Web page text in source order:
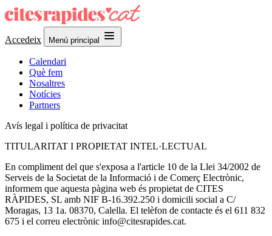
Accedeix Menú principal
Calendari
Què fem
Nosaltres
Notícies
Partners
Avís legal i política de privacitat
TITULARITAT I PROPIETAT INTEL·LECTUAL
En compliment del que s'exposa a l'article 10 de la Llei 34/2002 de
Serveis de la Societat de la Informació i de Comerç Electrònic,
informem que aquesta pàgina web és propietat de CITES
RÀPIDES, SL amb NIF B-16.392.250 i domicili social a C/
Moragas, 13 1a. 08370, Calella. El telèfon de contacte és el 611 832
675 i el correu electrònic info@citesrapides.cat.